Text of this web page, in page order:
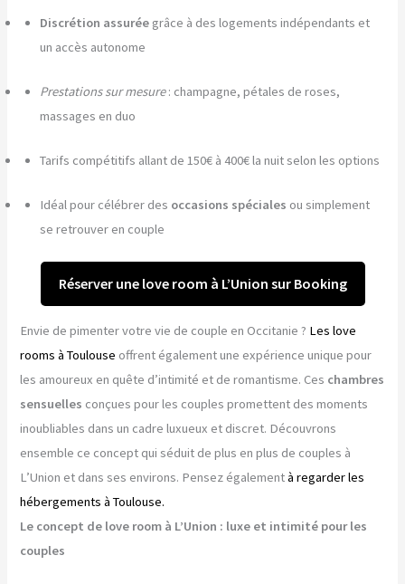
Discrétion assurée grâce à des logements indépendants et
un accès autonome
Prestations sur mesure: champagne, pétales de roses,
massages en duo
Tarifs compétitifs allant de 150€ à 400€ la nuit selon les options
Idéal pour célébrer des occasions spéciales ou simplement
se retrouver en couple
Réserver une love room à L’Union sur Booking
Envie de pimenter votre vie de couple en Occitanie ? Les love
rooms à Toulouse offrent également une expérience unique pour
les amoureux en quête d’intimité et de romantisme. Ces chambres
sensuelles conçues pour les couples promettent des moments
inoubliables dans un cadre luxueux et discret. Découvrons
ensemble ce concept qui séduit de plus en plus de couples à
L’Union et dans ses environs. Pensez égalementà regarder les
hébergements à Toulouse.
Le concept de love room à L’Union : luxe et intimité pour les
couples